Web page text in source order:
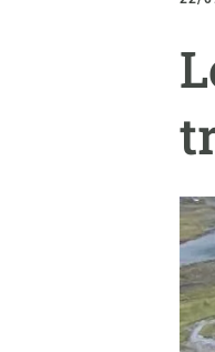
menu
Organització
Infraestructures
Equitat, Diversitat
Oficina de premsa
Ciència oberta i